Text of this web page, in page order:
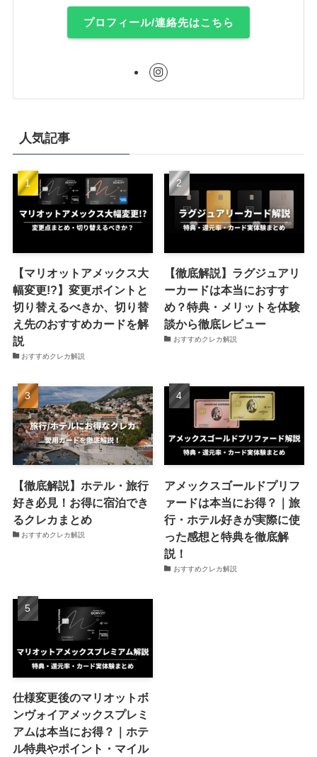
プロフィール/連絡先はこちら
人気記事
【マリオットアメックス大
幅変更!?】変更ポイントと
切り替えるべきか、切り替
え先のおすすめカードを解
説
おすすめクレカ解説
【徹底解説】ラグジュアリ
ーカードは本当におすす
め？特典・メリットを体験
談から徹底レビュー
おすすめクレカ解説
【徹底解説】ホテル・旅行
好き必見！お得に宿泊でき
るクレカまとめ
おすすめクレカ解説
アメックスゴールドプリフ
ァードは本当にお得？｜旅
行・ホテル好きが実際に使
った感想と特典を徹底解
説！
おすすめクレカ解説
仕様変更後のマリオットボ
ンヴォイアメックスプレミ
アムは本当にお得？｜ホテ
ル特典やポイント・マイル